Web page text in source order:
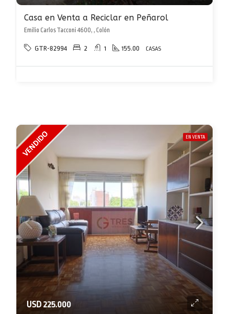
Casa en Venta a Reciclar en Peñarol
Emilio Carlos Tacconi 4600, , Colón
GTR-82994 2 1 155.00 CASAS
EN VENTA
USD 225.000